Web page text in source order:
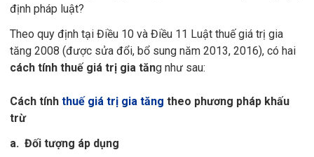
định pháp luật?
Theo quy định tại Điều 10 và Điều 11 Luật thuế giá trị gia
tăng 2008 (được sửa đổi, bổ sung năm 2013, 2016), có hai
cách tính thuế giá trị gia tăng như sau:
Cách tính thuế giá trị gia tăng theo phương pháp khấu
trừ
a. Đối tượng áp dụng